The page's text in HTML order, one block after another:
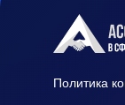
Политика